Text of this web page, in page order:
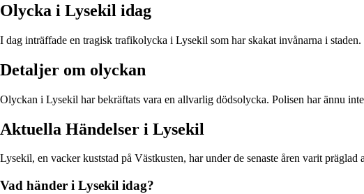
Olycka i Lysekil idag
I dag inträffade en tragisk trafikolycka i Lysekil som har skakat invånarna i
Detaljer om olyckan
Olyckan i Lysekil har bekräftats vara en allvarlig dödsolycka. Polisen har ännu
Aktuella Händelser i Lysekil
Lysekil, en vacker kuststad på Västkusten, har under de senaste åren varit
Vad händer i Lysekil idag?